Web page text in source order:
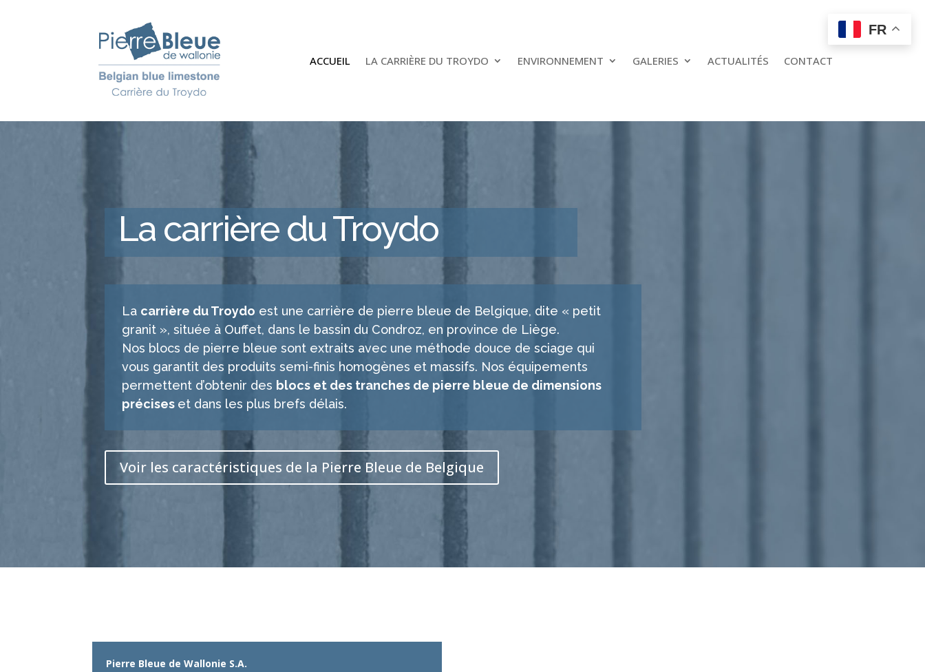
ACCUEIL LA CARRIÈRE DU TROYDO ENVIRONNEMENT GALERIES ACTUALITÉS CONTACT
La carrière du Troydo
La carrière du Troydo est une carrière de pierre bleue de Belgique, dite « petit
granit », située à Ouffet, dans le bassin du Condroz, en province de Liège.
Nos blocs de pierre bleue sont extraits avec une méthode douce de sciage qui
vous garantit des produits semi-finis homogènes et massifs. Nos équipements
permettent d’obtenir des blocs et des tranches de pierre bleue de dimensions
précises et dans les plus brefs délais.
Voir les caractéristiques de la Pierre Bleue de Belgique
Pierre Bleue de Wallonie S.A.
FR